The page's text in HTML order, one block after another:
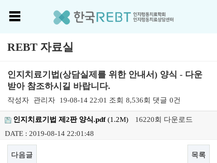
REBT 자료실
인지치료기법(상담실제를 위한 안내서) 양식 - 다운
받아 참조하시길 바랍니다.
작성자 관리자 19-08-14 22:01 조회 8,536회 댓글 0건
인지치료기법 제2판 양식.pdf(1.2M)
16220회 다운로드
DATE : 2019-08-14 22:01:48
다음글 목록